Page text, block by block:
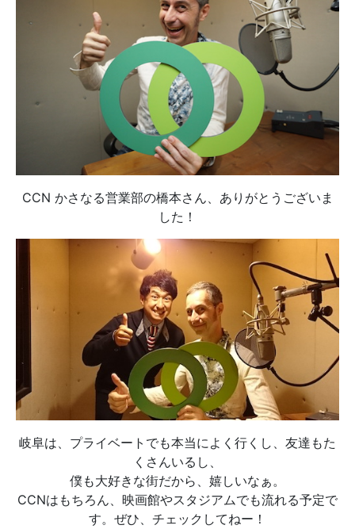
CCN かさなる営業部の橋本さん、ありがとうございま
した！
岐阜は、プライベートでも本当によく行くし、友達もた
くさんいるし、
僕も大好きな街だから、嬉しいなぁ。
CCNはもちろん、映画館やスタジアムでも流れる予定で
す。ぜひ、チェックしてねー！